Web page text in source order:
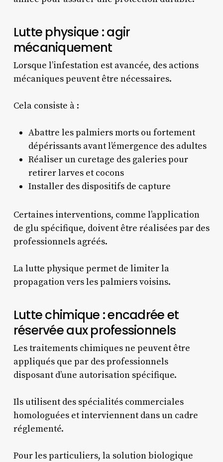
Lutte physique : agir
mécaniquement
Lorsque l’infestation est avancée, des actions
mécaniques peuvent être nécessaires.
Cela consiste à :
Abattre les palmiers morts ou fortement
dépérissants avant l’émergence des adultes
Réaliser un curetage des galeries pour
retirer larves et cocons
Installer des dispositifs de capture
Certaines interventions, comme l’application
de glu spécifique, doivent être réalisées par des
professionnels agréés.
La lutte physique permet de limiter la
propagation vers les palmiers voisins.
Lutte chimique : encadrée et
réservée aux professionnels
Les traitements chimiques ne peuvent être
appliqués que par des professionnels
disposant d’une autorisation spécifique.
Ils utilisent des spécialités commerciales
homologuées et interviennent dans un cadre
réglementé.
Pour les particuliers, la solution biologique